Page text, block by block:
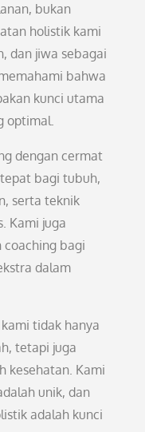
bukan
holistik kami
dan jiwa sebagai
bahwa
kunci utama
optimal.
dengan cermat
bagi tubuh,
serta teknik
Kami juga
coaching bagi
dalam
tidak hanya
tetapi juga
kesehatan. Kami
unik, dan
adalah kunci